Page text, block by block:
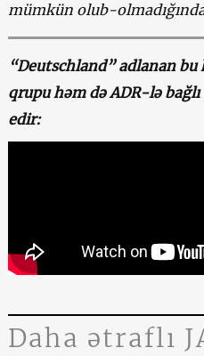
mümkün olub-
“Deutschland” adlanan
qrupu həm də ADR-lə
edir:
Daha ətraflı